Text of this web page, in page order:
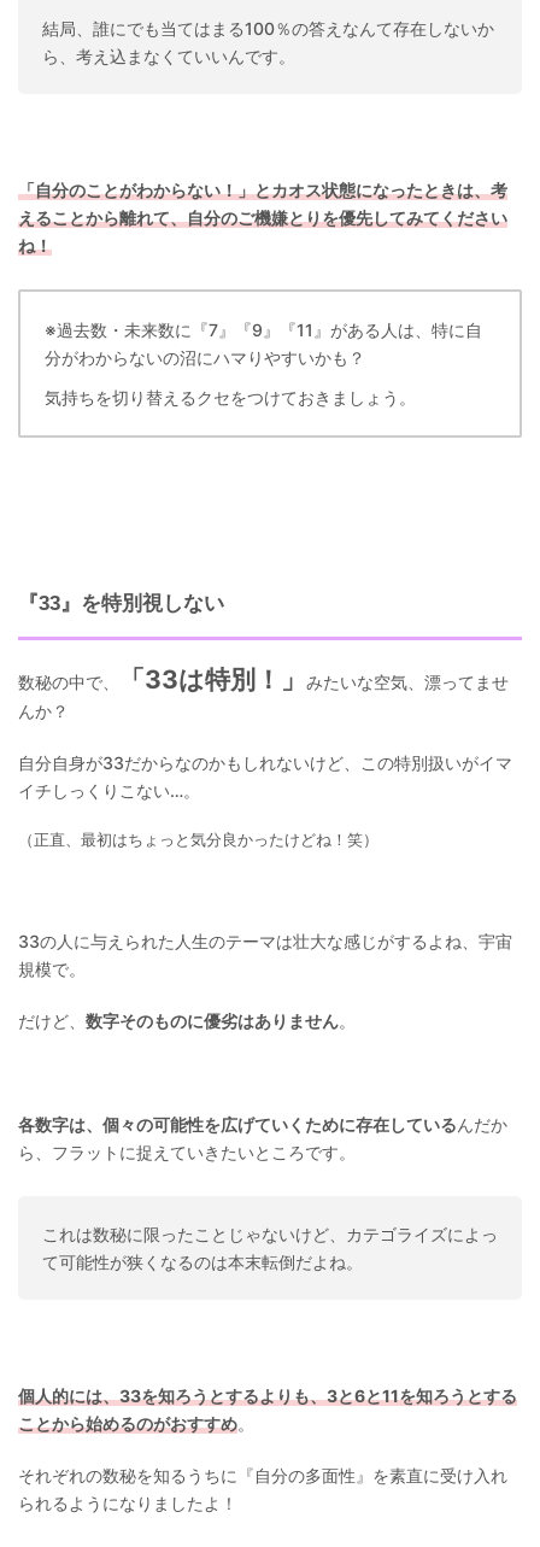
結局、誰にでも当てはまる100％の答えなんて存在しないか
ら、考え込まなくていいんです。
「自分のことがわからない！」とカオス状態になったときは、考
えることから離れて、自分のご機嫌とりを優先してみてください
ね！
※過去数・未来数に『7』『9』『11』がある人は、特に自
分がわからないの沼にハマりやすいかも？
気持ちを切り替えるクセをつけておきましょう。
『33』を特別視しない
数秘の中で、 「33は特別！」
みたいな空気、漂ってませ
んか？
自分自身が33だからなのかもしれないけど、この特別扱いがイマ
イチしっくりこない…。
（正直、最初はちょっと気分良かったけどね！笑）
33の人に与えられた人生のテーマは壮大な感じがするよね、宇宙
規模で。
だけど、 数字そのものに優劣はありません。
各数字は、個々の可能性を広げていくために存在しているんだか
ら、フラットに捉えていきたいところです。
これは数秘に限ったことじゃないけど、カテゴライズによっ
て可能性が狭くなるのは本末転倒だよね。
個人的には、33を知ろうとするよりも、3と6と11を知ろうとする
ことから始めるのがおすすめ。
それぞれの数秘を知るうちに『自分の多面性』を素直に受け入れ
られるようになりましたよ！